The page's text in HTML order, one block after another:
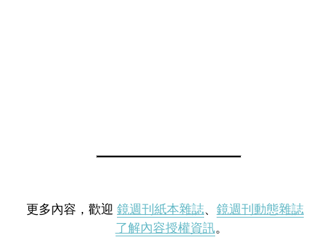
更多內容，歡迎 鏡週刊紙本雜誌、 鏡週刊動態雜誌
了解內容授權資訊。